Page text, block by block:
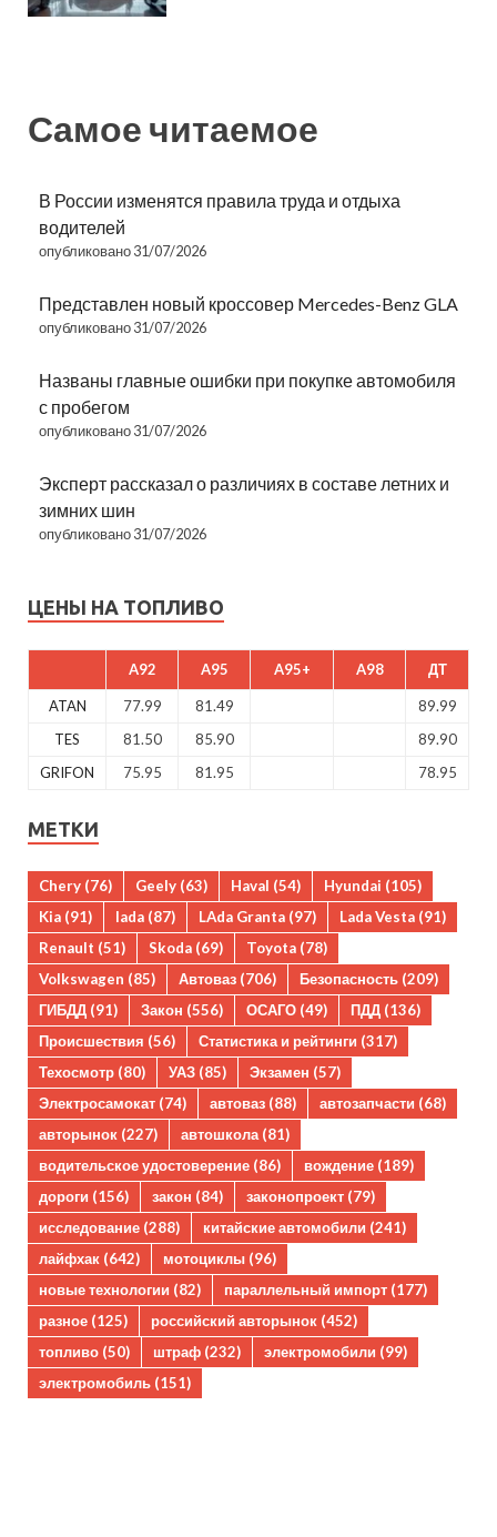
Самое читаемое
В России изменятся правила труда и отдыха
водителей
опубликовано 31/07/2026
Представлен новый кроссовер Mercedes-Benz GLA
опубликовано 31/07/2026
Названы главные ошибки при покупке автомобиля
с пробегом
опубликовано 31/07/2026
Эксперт рассказал о различиях в составе летних и
зимних шин
опубликовано 31/07/2026
ЦЕНЫ НА ТОПЛИВО
A92 A95 A95+ A98 ДТ
ATAN 77.99 81.49
89.99
TES
81.50 85.90
89.90
GRIFON
75.95 81.95 78.95
МЕТКИ
Chery (76) Geely (63) Haval (54) Hyundai (105)
Kia (91) lada (87) LAda Granta (97) Lada Vesta (91)
Renault (51) Skoda (69) Toyota (78)
Volkswagen (85) Автоваз (706) Безопасность (209)
ГИБДД (91) Закон (556) ОСАГО (49) ПДД (136)
Происшествия (56) Статистика и рейтинги (317)
Техосмотр (80) УАЗ (85) Экзамен (57)
Электросамокат (74) автоваз (88) автозапчасти (68)
авторынок (227) автошкола(81)
водительское удостоверение (86) вождение (189)
дороги (156) закон (84) законопроект (79)
исследование (288) китайские автомобили (241)
лайфхак (642) мотоциклы (96)
новые технологии (82) параллельный импорт (177)
разное (125) российский авторынок (452)
топливо (50) штраф (232) электромобили (99)
электромобиль (151)